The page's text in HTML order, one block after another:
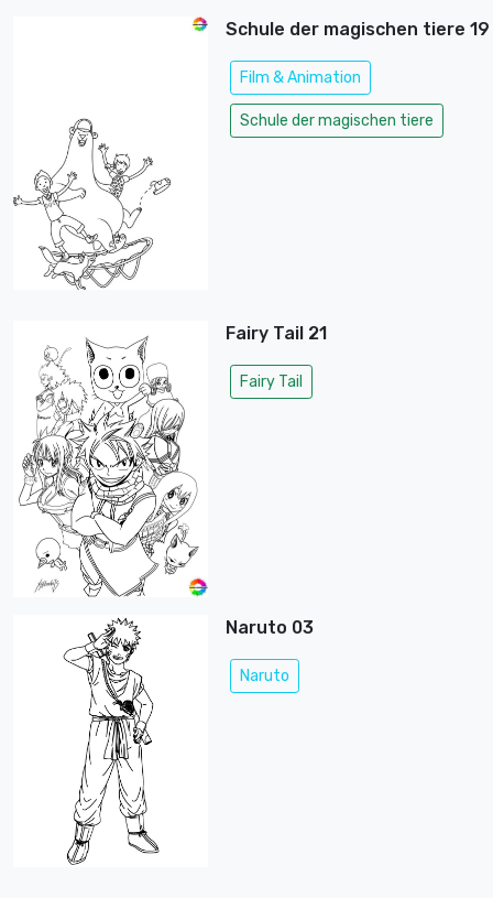
Schule der magischen tiere 19
Film & Animation
Schule der magischen tiere
Fairy Tail 21
Fairy Tail
Naruto 03
Naruto